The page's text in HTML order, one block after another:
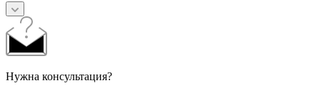
Нужна консультация?